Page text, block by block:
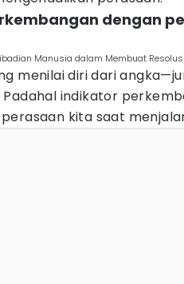
dengan
Manusia dalam Membuat
menilai diri dari
Padahal indikator
kita saat